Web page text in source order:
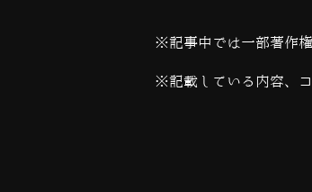
※記事中では一部著作
※記載している内容、